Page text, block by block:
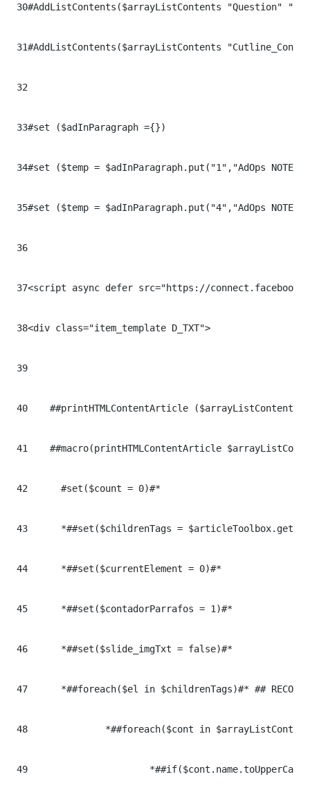
30#AddListContents($arrayListContents
31#AddListContents($arrayListContents
32
33#set ($adInParagraph ={})
34#set ($temp = $adInParagraph.put("1","AdOps NOTE
35#set ($temp = $adInParagraph.put("4","AdOps NOTE
36
37<script async defer src="https://
38<div class="item_template D_TXT">
39
40
##printHTMLContentArticle ($arrayListContents
41
##macro(printHTMLContentArticle
42
43
44
45
46
47
48
49